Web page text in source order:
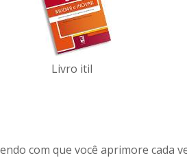
Livro itil
com que você aprimore cada